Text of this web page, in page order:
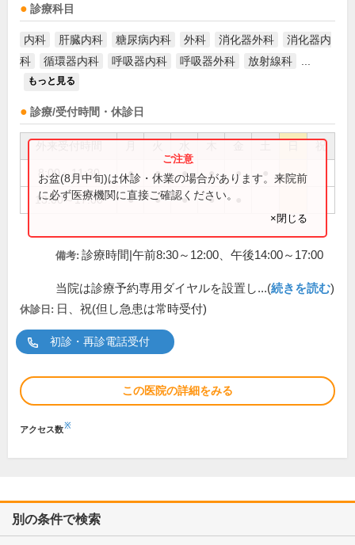
診療科目
内科 肝臓内科 糖尿病内科 外科 消化器外科
消化器内
科
循環器内科 呼吸器内科 呼吸器外科 放射線科
もっと見る
診療/受付時間・休診日
祝
8:00～11:30 ● ● ● ● ●
13:00～17:00 ● ● ● ●
お盆(8月中旬)は休診・休業の場合があります。来院前
に必ず医療機関に直接ご確認ください。
×閉じる
備考: 診療時間|午前8:30～12:00、午後14:00～17:00
当院は診療予約専用ダイヤルを設置し...(続きを読む)
休診日: 日、祝(但し急患は常時受付)
初診・再診電話受付
この医院の詳細をみる
アクセス数※
別の条件で検索